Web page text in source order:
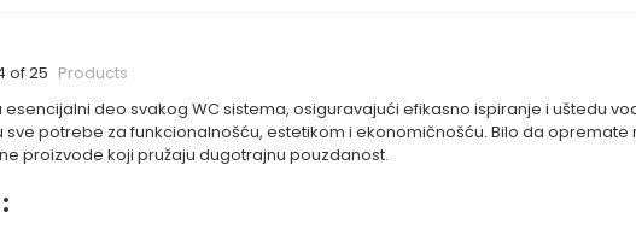
of 25 Products
esencijalni deo svakog WC sistema, osiguravajući efikasno ispiranje i uštedu
sve potrebe za funkcionalnošću, estetikom i ekonomičnošću. Bilo da
proizvode koji pružaju dugotrajnu pouzdanost.